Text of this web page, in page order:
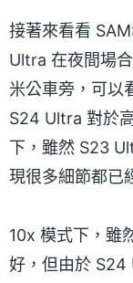
接著來看看
Ultra 在夜間場
米公車旁，可以
S24 Ultra 對於
下，雖然 S23
現很多細節都已
10x 模式下，雖
好，但由於 S24